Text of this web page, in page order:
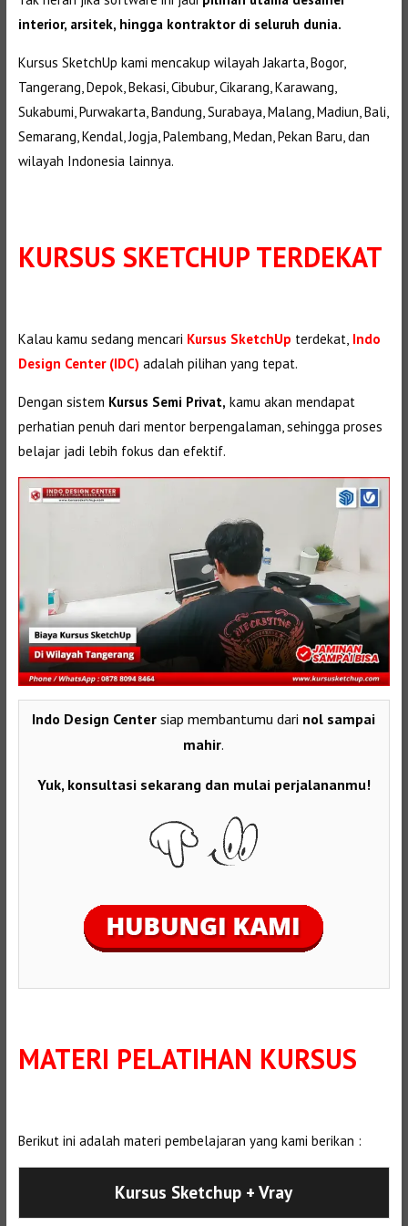
interior, arsitek, hingga kontraktor di seluruh dunia.
Kursus SketchUp kami mencakup wilayah Jakarta, Bogor,
Tangerang, Depok, Bekasi, Cibubur, Cikarang, Karawang,
Sukabumi, Purwakarta, Bandung, Surabaya, Malang, Madiun, Bali,
Semarang, Kendal, Jogja, Palembang, Medan, Pekan Baru, dan
wilayah Indonesia lainnya.
KURSUS SKETCHUP TERDEKAT
Kalau kamu sedang mencari Kursus SketchUp terdekat, Indo
Design Center (IDC) adalah pilihan yang tepat.
Dengan sistem Kursus Semi Privat, kamu akan mendapat
perhatian penuh dari mentor berpengalaman, sehingga proses
belajar jadi lebih fokus dan efektif.
Indo Design Center siap membantumu dari nol sampai
mahir.
Yuk, konsultasi sekarang dan mulai perjalananmu!
MATERI PELATIHAN KURSUS
Berikut ini adalah materi pembelajaran yang kami berikan :
Kursus Sketchup + Vray